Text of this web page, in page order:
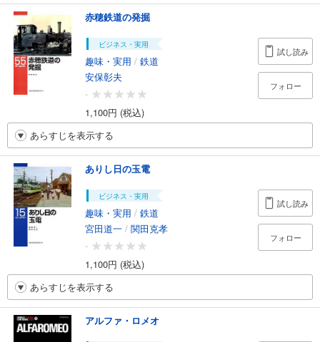
赤穂鉄道の発掘
ビジネス・実用
趣味・実用 / 鉄道
安保彰夫
-
1,100円 (税込)
試し読み
フォロー
あらすじを表示する
ありし日の玉電
ビジネス・実用
趣味・実用 / 鉄道
宮田道一 / 関田克孝
-
1,100円 (税込)
試し読み
フォロー
あらすじを表示する
アルファ・ロメオ